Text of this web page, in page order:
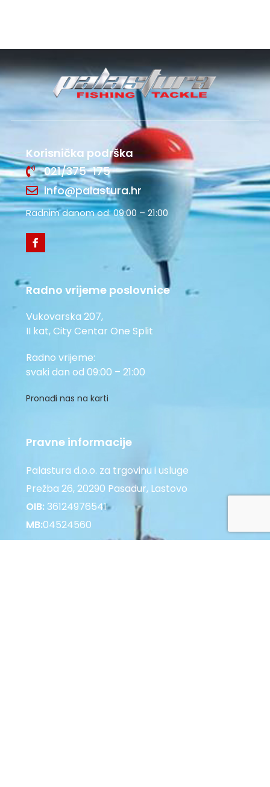
Korisnička podrška
021/375-175
info@palastura.hr
Radnim danom od: 09:00 – 21:00
Radno vrijeme poslovnice
Vukovarska 207,
II kat, City Centar One Split
Radno vrijeme:
svaki dan od 09:00 – 21:00
Pronađi nas na karti
Pravne informacije
Palastura d.o.o. za trgovinu i usluge
Prežba 26, 20290 Pasadur, Lastovo
OIB:36124976541
MB:04524560